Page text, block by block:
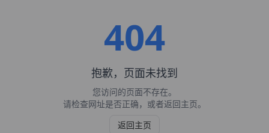
404
抱歉，页面未找到
您访问的页面不存在。
请检查网址是否正确，或者返回主页。
返回主页